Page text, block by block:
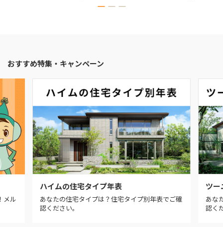
おすすめ特集・キャンペーン
メル
ハイムの住宅タイプ年表
あなたの住宅タイプは？住宅タイプ別年表でご確
認ください。
ツー
あな
認く